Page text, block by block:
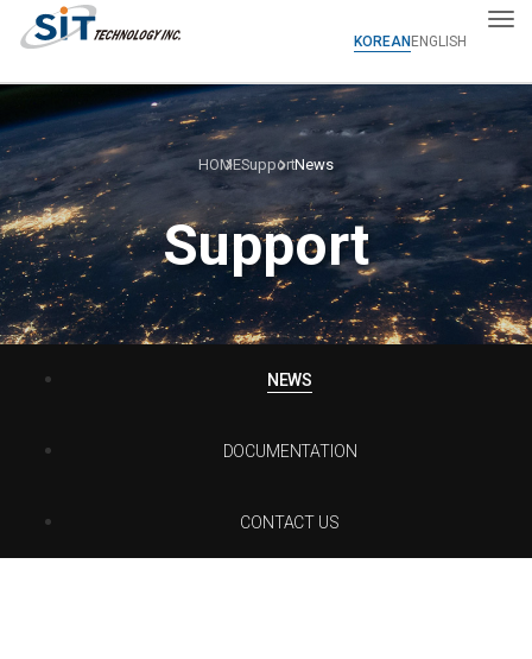
KOREAN ENGLISH
Support
HOMESupportNews
NEWS
DOCUMENTATION
CONTACT US